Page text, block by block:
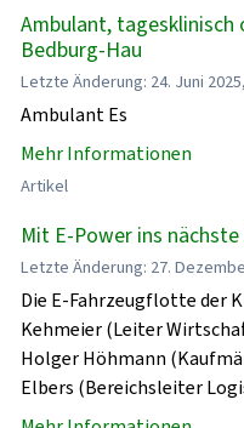
Ambulant, tagesklinisch
Bedburg-Hau
Letzte Änderung: 24. Juni
Ambulant Es
Mehr Informationen
Artikel
Mit E-Power ins
Letzte Änderung: 27.
Die E-Fahrzeugflotte der
Kehmeier (Leiter
Holger Höhmann
Elbers (Bereichsleiter